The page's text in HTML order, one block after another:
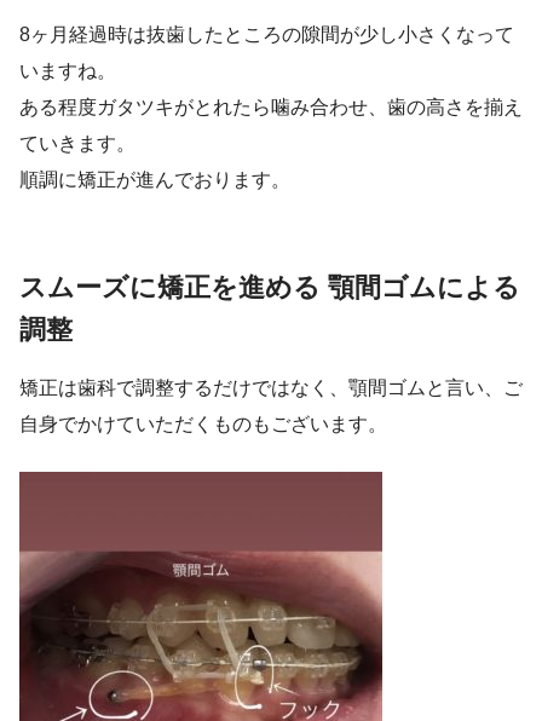
8ヶ月経過時は抜歯したところの隙間が少し小さくなって
いますね。
ある程度ガタツキがとれたら噛み合わせ、歯の高さを揃え
ていきます。
順調に矯正が進んでおります。
スムーズに矯正を進める 顎間ゴムによる
調整
矯正は歯科で調整するだけではなく、顎間ゴムと言い、ご
自身でかけていただくものもございます。